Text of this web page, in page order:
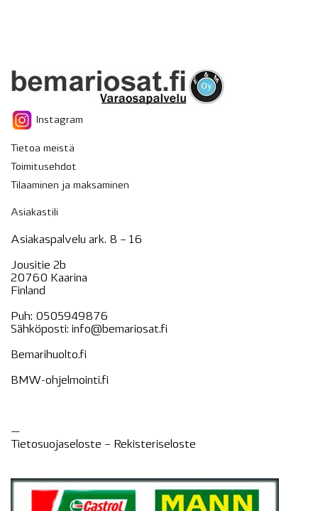
Instagram
Tietoa meistä
Toimitusehdot
Tilaaminen ja maksaminen
Asiakastili
Asiakaspalvelu ark. 8 – 16
Jousitie 2b
20760 Kaarina
Finland
Puh: 0505949876
Sähköposti: info@bemariosat.fi
Bemarihuolto.fi
BMW-ohjelmointi.fi
—
Tietosuojaseloste – Rekisteriseloste